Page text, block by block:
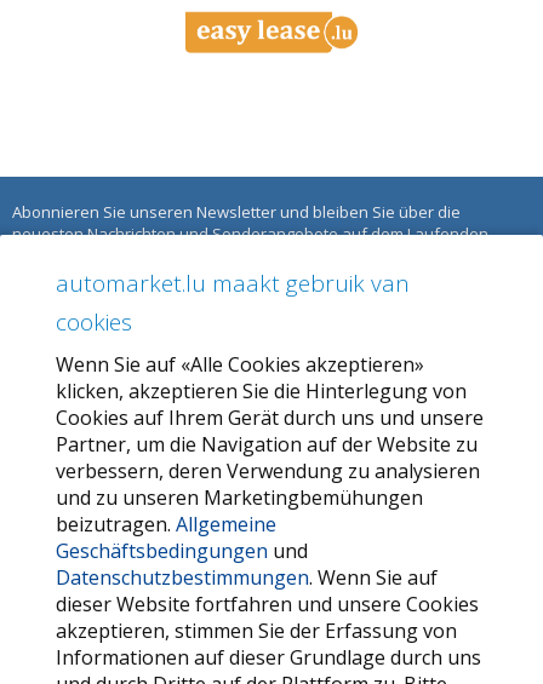
automarket.lu maakt gebruik van
cookies
Wenn Sie auf «Alle Cookies akzeptieren»
klicken, akzeptieren Sie die Hinterlegung von
Cookies auf Ihrem Gerät durch uns und unsere
Partner, um die Navigation auf der Website zu
verbessern, deren Verwendung zu analysieren
und zu unseren Marketingbemühungen
beizutragen.Allgemeine
Geschäftsbedingungen und
Datenschutzbestimmungen. Wenn Sie auf
dieser Website fortfahren und unsere Cookies
akzeptieren, stimmen Sie der Erfassung von
Informationen auf dieser Grundlage durch uns
Abonnieren Sie unseren Newsletter und bleiben Sie über die
neuesten Nachrichten und Sonderangebote auf dem Laufenden.
ÜBER AUTOMARKET
Über uns
Unser Angebot
Allgemeine Geschäftsbedingungen
Datenschutzbestimmungen
SERVICE
Kontaktieren Sie uns
Meine Favoriten
Cookie